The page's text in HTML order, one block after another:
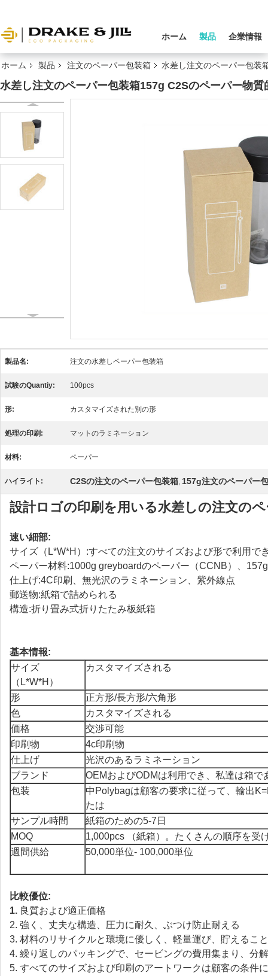
ホーム 製品 企業情報
ホーム 製品 注文のペーパー包装箱 水差し注文のペーパー包装
水差し注文のペーパー包装箱157g C2Sのペーパー物質
製品名: 注文の水差しペーパー包装箱
試験のQuantiy: 100pcs
形: カスタマイズされた別の形
処理の印刷: マットのラミネーション
材料: ペーパー
ハイライト: C2Sの注文のペーパー包装箱, 157g注文のペーパー
設計ロゴの印刷を用いる水差しの注文の
速い細部:
サイズ（L*W*H）:すべての注文のサイズおよび形で利用で
ペーパー材料:1000g greyboardのペーパー（CCNB）、
仕上げ:4C印刷、無光沢のラミネーション、紫外線点
郵送物:紙箱で詰められる
構造:折り畳み式折りたたみ板紙箱
基本情報:
サイズ
（L*W*H）
カスタマイズされる
形
正方形/長方形/六角形
色
カスタマイズされる
価格
交渉可能
印刷物
4c印刷物
仕上げ
光沢のあるラミネーション
ブランド
OEMおよびODMは利用でき、私達は箱
包装
中Polybagは顧客の要求に従って、輸出
たは
サンプル時間
紙箱のための5-7日
MOQ
1,000pcs （紙箱）。たくさんの順序を受
週間供給
50,000単位- 100,000単位
比較優位:
1. 良質および適正価格
2. 強く、丈夫な構造、圧力に耐久、ぶつけ防止耐える
3. 材料のリサイクルと環境に優しく、軽量運び、貯えるこ
4. 繰り返しのパッキングで、セービングの費用集まり、分
5. すべてのサイズおよび印刷のアートワークは顧客の条件